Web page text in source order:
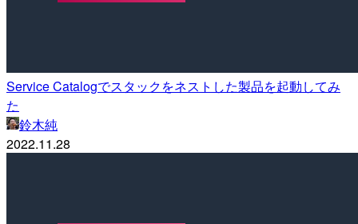
Service Catalogでスタックをネストした製品を起動してみ
た
鈴木純
2022.11.28